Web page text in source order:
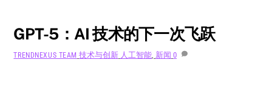
GPT-5：AI 技术的下一次飞跃
TRENDNEXUS TEAM 技术与创新 人工智能, 新闻 0